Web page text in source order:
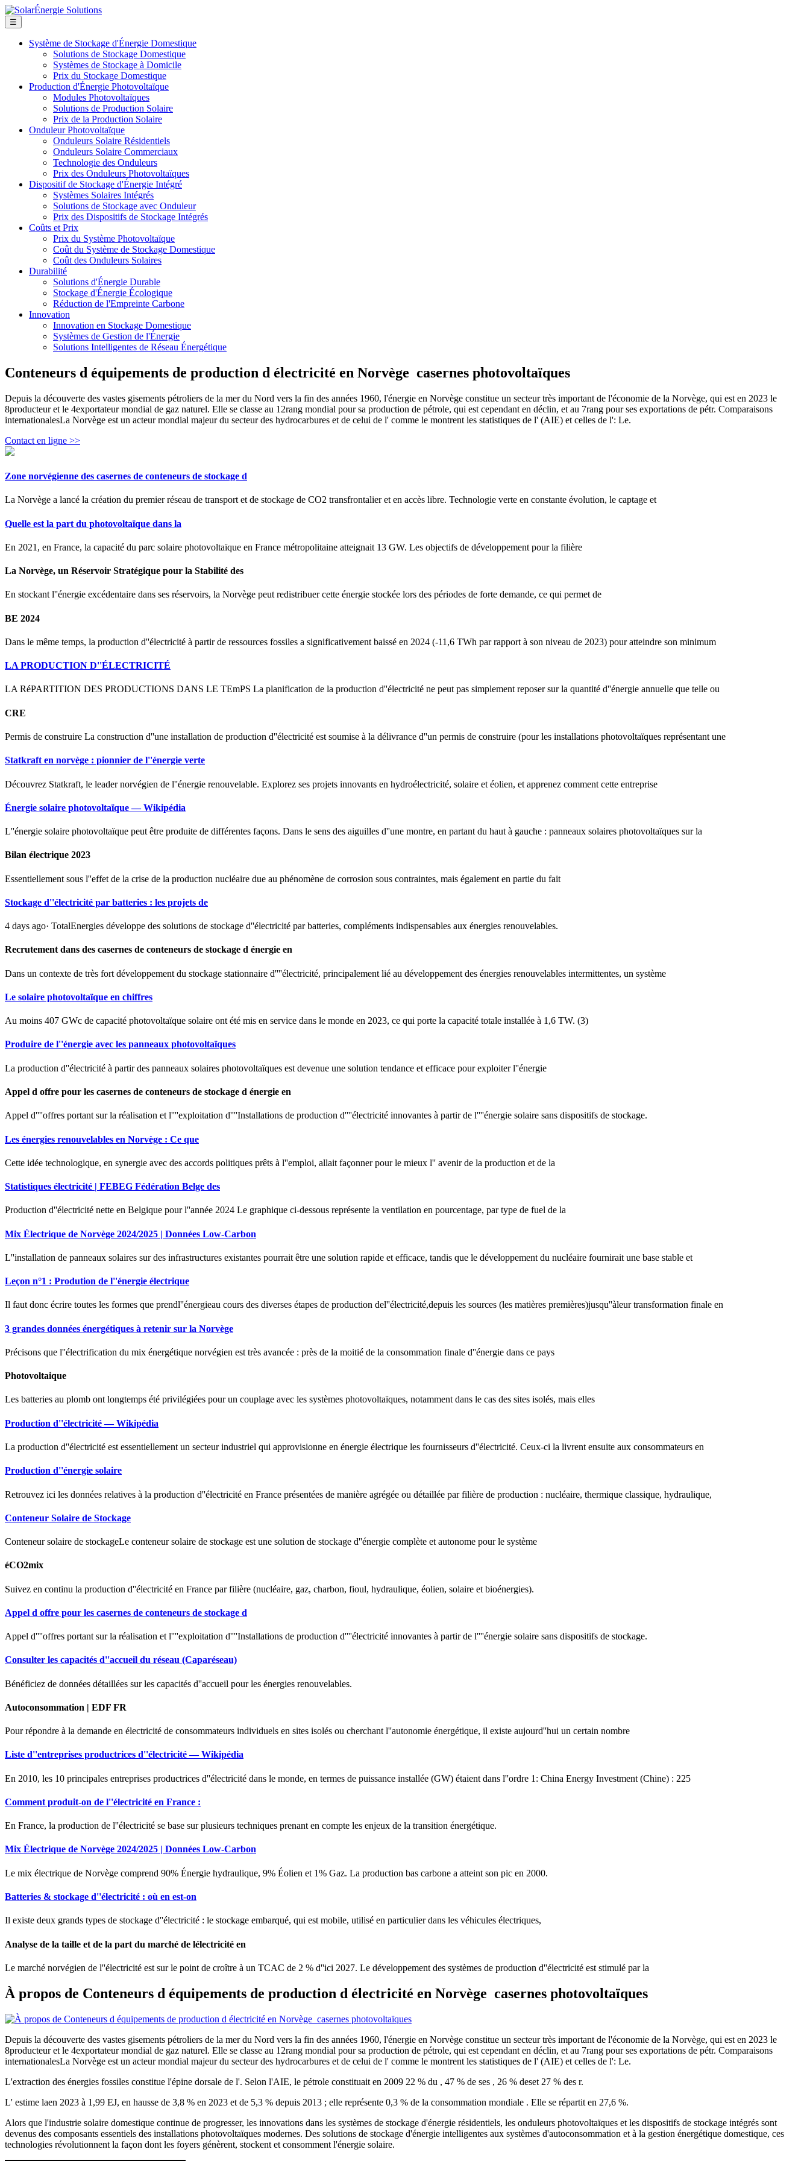
☰
Système de Stockage d'Énergie Domestique
Solutions de Stockage Domestique
Systèmes de Stockage à Domicile
Prix du Stockage Domestique
Production d'Énergie Photovoltaïque
Modules Photovoltaïques
Solutions de Production Solaire
Prix de la Production Solaire
Onduleur Photovoltaïque
Onduleurs Solaire Résidentiels
Onduleurs Solaire Commerciaux
Technologie des Onduleurs
Prix des Onduleurs Photovoltaïques
Dispositif de Stockage d'Énergie Intégré
Systèmes Solaires Intégrés
Solutions de Stockage avec Onduleur
Prix des Dispositifs de Stockage Intégrés
Coûts et Prix
Prix du Système Photovoltaïque
Coût du Système de Stockage Domestique
Coût des Onduleurs Solaires
Durabilité
Solutions d'Énergie Durable
Stockage d'Énergie Écologique
Réduction de l'Empreinte Carbone
Innovation
Innovation en Stockage Domestique
Systèmes de Gestion de l'Énergie
Solutions Intelligentes de Réseau Énergétique
Conteneurs d équipements de production d électricité en Norvège casernes photovoltaïques
Depuis la découverte des vastes gisements pétroliers de la mer du Nord vers la fin des années 1960, l'énergie en Norvège constitue un secteur très important de l'économie de la Norvège, qui est en 2023 le
8producteur et le 4exportateur mondial de gaz naturel. Elle se classe au 12rang mondial pour sa production de pétrole, qui est cependant en déclin, et au 7rang pour ses exportations de pétr. Comparaisons
internationalesLa Norvège est un acteur mondial majeur du secteur des hydrocarbures et de celui de l' comme le montrent les statistiques de l' (AIE) et celles de l': Le.
Contact en ligne >>
Zone norvégienne des casernes de conteneurs de stockage d
La Norvège a lancé la création du premier réseau de transport et de stockage de CO2 transfrontalier et en accès libre. Technologie verte en constante évolution, le captage et
Quelle est la part du photovoltaïque dans la
En 2021, en France, la capacité du parc solaire photovoltaïque en France métropolitaine atteignait 13 GW. Les objectifs de développement pour la filière
La Norvège, un Réservoir Stratégique pour la Stabilité des
En stockant l''énergie excédentaire dans ses réservoirs, la Norvège peut redistribuer cette énergie stockée lors des périodes de forte demande, ce qui permet de
BE 2024
Dans le même temps, la production d''électricité à partir de ressources fossiles a significativement baissé en 2024 (-11,6 TWh par rapport à son niveau de 2023) pour atteindre son minimum
LA PRODUCTION D''ÉLECTRICITÉ
LA RéPARTITION DES PRODUCTIONS DANS LE TEmPS La planification de la production d''électricité ne peut pas simplement reposer sur la quantité d''énergie annuelle que telle ou
CRE
Permis de construire La construction d''une installation de production d''électricité est soumise à la délivrance d''un permis de construire (pour les installations photovoltaïques représentant une
Statkraft en norvège : pionnier de l''énergie verte
Découvrez Statkraft, le leader norvégien de l''énergie renouvelable. Explorez ses projets innovants en hydroélectricité, solaire et éolien, et apprenez comment cette entreprise
Énergie solaire photovoltaïque — Wikipédia
L''énergie solaire photovoltaïque peut être produite de différentes façons. Dans le sens des aiguilles d''une montre, en partant du haut à gauche : panneaux solaires photovoltaïques sur la
Bilan électrique 2023
Essentiellement sous l''effet de la crise de la production nucléaire due au phénomène de corrosion sous contraintes, mais également en partie du fait
Stockage d''électricité par batteries : les projets de
4 days ago· TotalEnergies développe des solutions de stockage d''électricité par batteries, compléments indispensables aux énergies renouvelables.
Recrutement dans des casernes de conteneurs de stockage d énergie en
Dans un contexte de très fort développement du stockage stationnaire d''''électricité, principalement lié au développement des énergies renouvelables intermittentes, un système
Le solaire photovoltaïque en chiffres
Au moins 407 GWc de capacité photovoltaïque solaire ont été mis en service dans le monde en 2023, ce qui porte la capacité totale installée à 1,6 TW. (3)
Produire de l''énergie avec les panneaux photovoltaïques
La production d''électricité à partir des panneaux solaires photovoltaïques est devenue une solution tendance et efficace pour exploiter l''énergie
Appel d offre pour les casernes de conteneurs de stockage d énergie en
Appel d''''offres portant sur la réalisation et l''''exploitation d''''Installations de production d''''électricité innovantes à partir de l''''énergie solaire sans dispositifs de stockage.
Les énergies renouvelables en Norvège : Ce que
Cette idée technologique, en synergie avec des accords politiques prêts à l''emploi, allait façonner pour le mieux l'' avenir de la production et de la
Statistiques électricité | FEBEG Fédération Belge des
Production d''électricité nette en Belgique pour l''année 2024 Le graphique ci-dessous représente la ventilation en pourcentage, par type de fuel de la
Mix Électrique de Norvège 2024/2025 | Données Low-Carbon
L''installation de panneaux solaires sur des infrastructures existantes pourrait être une solution rapide et efficace, tandis que le développement du nucléaire fournirait une base stable et
Leçon n°1 : Prodution de l''énergie électrique
Il faut donc écrire toutes les formes que prendl''énergieau cours des diverses étapes de production del''électricité,depuis les sources (les matières premières)jusqu''àleur transformation finale en
3 grandes données énergétiques à retenir sur la Norvège
Précisons que l''électrification du mix énergétique norvégien est très avancée : près de la moitié de la consommation finale d''énergie dans ce pays
Photovoltaique
Les batteries au plomb ont longtemps été privilégiées pour un couplage avec les systèmes photovoltaïques, notamment dans le cas des sites isolés, mais elles
Production d''électricité — Wikipédia
La production d''électricité est essentiellement un secteur industriel qui approvisionne en énergie électrique les fournisseurs d''électricité. Ceux-ci la livrent ensuite aux consommateurs en
Production d''énergie solaire
Retrouvez ici les données relatives à la production d''électricité en France présentées de manière agrégée ou détaillée par filière de production : nucléaire, thermique classique, hydraulique,
Conteneur Solaire de Stockage
Conteneur solaire de stockageLe conteneur solaire de stockage est une solution de stockage d''énergie complète et autonome pour le système
éCO2mix
Suivez en continu la production d''électricité en France par filière (nucléaire, gaz, charbon, fioul, hydraulique, éolien, solaire et bioénergies).
Appel d offre pour les casernes de conteneurs de stockage d
Appel d''''offres portant sur la réalisation et l''''exploitation d''''Installations de production d''''électricité innovantes à partir de l''''énergie solaire sans dispositifs de stockage.
Consulter les capacités d''accueil du réseau (Caparéseau)
Bénéficiez de données détaillées sur les capacités d''accueil pour les énergies renouvelables.
Autoconsommation | EDF FR
Pour répondre à la demande en électricité de consommateurs individuels en sites isolés ou cherchant l''autonomie énergétique, il existe aujourd''hui un certain nombre
Liste d''entreprises productrices d''électricité — Wikipédia
En 2010, les 10 principales entreprises productrices d''électricité dans le monde, en termes de puissance installée (GW) étaient dans l''ordre 1: China Energy Investment (Chine) : 225
Comment produit-on de l''électricité en France :
En France, la production de l''électricité se base sur plusieurs techniques prenant en compte les enjeux de la transition énergétique.
Mix Électrique de Norvège 2024/2025 | Données Low-Carbon
Le mix électrique de Norvège comprend 90% Énergie hydraulique, 9% Éolien et 1% Gaz. La production bas carbone a atteint son pic en 2000.
Batteries & stockage d''électricité : où en est-on
Il existe deux grands types de stockage d''électricité : le stockage embarqué, qui est mobile, utilisé en particulier dans les véhicules électriques,
Analyse de la taille et de la part du marché de lélectricité en
Le marché norvégien de l''électricité est sur le point de croître à un TCAC de 2 % d''ici 2027. Le développement des systèmes de production d''électricité est stimulé par la
À propos de Conteneurs d équipements de production d électricité en Norvège casernes photovoltaïques
Depuis la découverte des vastes gisements pétroliers de la mer du Nord vers la fin des années 1960, l'énergie en Norvège constitue un secteur très important de l'économie de la Norvège, qui est en 2023 le
8producteur et le 4exportateur mondial de gaz naturel. Elle se classe au 12rang mondial pour sa production de pétrole, qui est cependant en déclin, et au 7rang pour ses exportations de pétr. Comparaisons
internationalesLa Norvège est un acteur mondial majeur du secteur des hydrocarbures et de celui de l' comme le montrent les statistiques de l' (AIE) et celles de l': Le.
L'extraction des énergies fossiles constitue l'épine dorsale de l'. Selon l'AIE, le pétrole constituait en 2009 22 % du , 47 % de ses , 26 % deset 27 % des r.
L' estime laen 2023 à 1,99 EJ, en hausse de 3,8 % en 2023 et de 5,3 % depuis 2013 ; elle représente 0,3 % de la consommation mondiale . Elle se répartit en 27,6 %.
Alors que l'industrie solaire domestique continue de progresser, les innovations dans les systèmes de stockage d'énergie résidentiels, les onduleurs photovoltaïques et les dispositifs de stockage intégrés sont
devenus des composants essentiels des installations photovoltaïques modernes. Des solutions de stockage d'énergie intelligentes aux systèmes d'autoconsommation et à la gestion énergétique domestique, ces
technologies révolutionnent la façon dont les foyers génèrent, stockent et consomment l'énergie solaire.